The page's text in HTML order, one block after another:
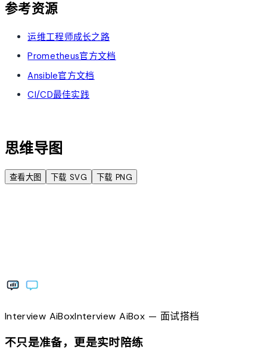
参考资源
运维工程师成长之路
Prometheus官方文档
Ansible官方文档
CI/CD最佳实践
思维导图
查看大图 下载 SVG 下载 PNG
Interview AiBoxInterviewAiBox— 面试搭档
不只是准备，更是实时陪练